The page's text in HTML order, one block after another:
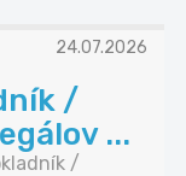
24.07.2026
/
...
/